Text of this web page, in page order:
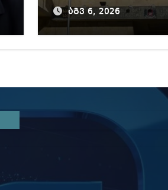
წაუყენეს –
აღნიშნული
ითვალისწინებს
აგვ 6, 2026